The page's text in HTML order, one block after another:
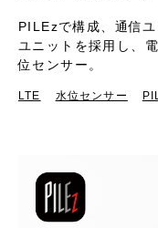
PILEzで構成、通信
ユニットを採用し、
位センサー。
LTE 水位センサー